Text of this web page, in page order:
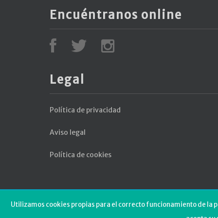
Encuéntranos online
Legal
Política de privacidad
Aviso legal
Política de cookies
Utilizamos cookies propias para el correcto funcionamiento de la